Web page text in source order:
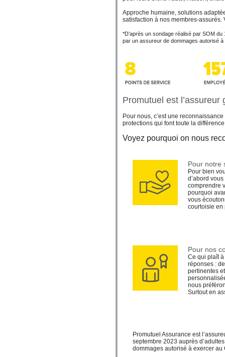
Approche humaine, solutions
satisfaction à nos membres-
*D’après un sondage réalisé par SOM
par un assureur de dommages autorisé
Promutuel est
Pour nous, c’est une
protections qui font toute la
Voyez pourquoi on nous
Pour notre
Pour bien
d’abord
comprendre
pourquoi
vous
courtoisie en
Pour nos
Ce qui plaît
réponses :
pertinentes
nous
Surtout en
Promutuel Assurance est
septembre 2023 auprès
dommages autorisé à exercer au